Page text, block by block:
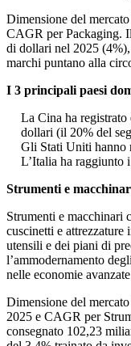
Dimensione del
CAGR per Packaging.
di dollari nel 2025
marchi puntano alla
I 3 principali paesi
La Cina ha
dollari (il 20% del
Gli Stati Uniti hanno
L’Italia ha
Strumenti e
Strumenti e macchinari
cuscinetti e attrezzature
utensili e dei piani di
l’ammodernamento
nelle economie
Dimensione del
2025 e CAGR per
consegnato 102,23